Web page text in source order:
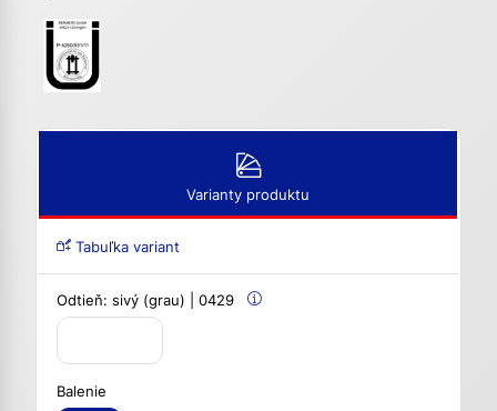
Varianty produktu
Tabuľka variant
Odtieň: sivý (grau) | 0429
Balenie